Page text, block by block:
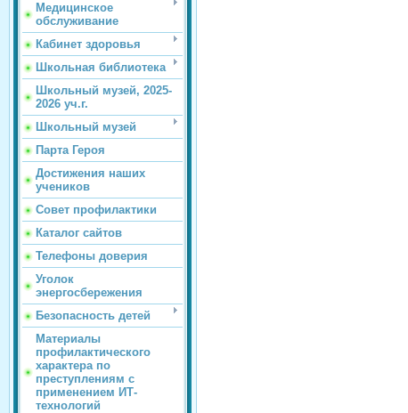
Медицинское
обслуживание
Кабинет здоровья
Школьная библиотека
Школьный музей, 2025-
2026 уч.г.
Школьный музей
Парта Героя
Достижения наших
учеников
Совет профилактики
Каталог сайтов
Телефоны доверия
Уголок
энергосбережения
Безопасность детей
Материалы
профилактического
характера по
преступлениям с
применением ИТ-
технологий